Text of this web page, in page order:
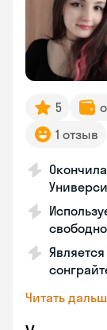
5
1 отзыв
Читать